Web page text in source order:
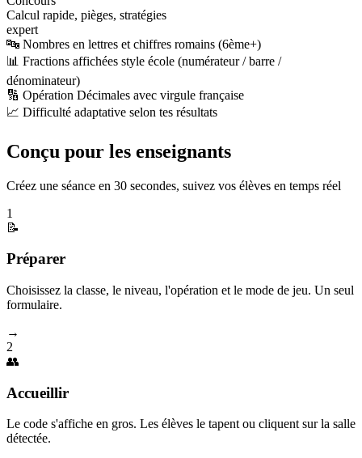
Calcul rapide, pièges, stratégies
expert
🔤 Nombres en lettres et chiffres romains (6ème+)
📊 Fractions affichées style école (numérateur / barre /
dénominateur)
🔢 Opération Décimales avec virgule française
📈 Difficulté adaptative selon tes résultats
Conçu pour les enseignants
Créez une séance en 30 secondes, suivez vos élèves en temps réel
1
📝
Préparer
Choisissez la classe, le niveau, l'opération et le mode de jeu. Un seul
formulaire.
→
2
👥
Accueillir
Le code s'affiche en gros. Les élèves le tapent ou cliquent sur la salle
détectée.